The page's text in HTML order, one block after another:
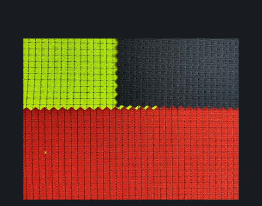
Blog
Contacte
Botiga online